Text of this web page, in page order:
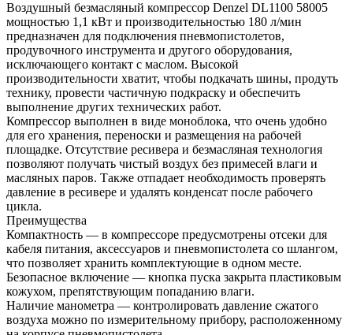
Воздушный безмасляный компрессор Denzel DL1100 58005
мощностью 1,1 кВт и производительностью 180 л/мин
предназначен для подключения пневмопистолетов,
продувочного инструмента и другого оборудования,
исключающего контакт с маслом. Высокой
производительности хватит, чтобы подкачать шины, продуть
технику, провести частичную подкраску и обеспечить
выполнение других технических работ.
Компрессор выполнен в виде моноблока, что очень удобно
для его хранения, переноски и размещения на рабочей
площадке. Отсутствие ресивера и безмасляная технология
позволяют получать чистый воздух без примесей влаги и
масляных паров. Также отпадает необходимость проверять
давление в ресивере и удалять конденсат после рабочего
цикла.
Преимущества
Компактность — в компрессоре предусмотрены отсеки для
кабеля питания, аксессуаров и пневмопистолета со шлангом,
что позволяет хранить комплектующие в одном месте.
Безопасное включение — кнопка пуска закрыта пластиковым
кожухом, препятствующим попаданию влаги.
Наличие манометра — контролировать давление сжатого
воздуха можно по измерительному прибору, расположенному